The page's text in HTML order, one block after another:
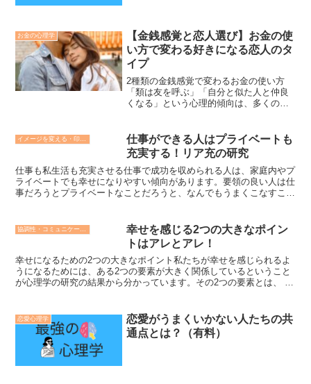
お金の心理学
【金銭感覚と恋人選び】お金の使
い方で変わる好きになる恋人のタ
イプ
2種類の金銭感覚で変わるお金の使い方
「類は友を呼ぶ」「自分と似た人と仲良
くなる」という心理的傾向は、多くの研
のほうがお互いに引き寄せられることが
多いとわかっています。お...
イメージを変える・印象操作の心理学
仕事ができる人はプライベートも
充実する！リア充の研究
仕事も私生活も充実させる仕事で成功を収められる人は、家庭内やプ
ライベートでも幸せになりやすい傾向があります。要領の良い人は仕
事だろうとプライベートなことだろうと、なんでもうまくこなすこと
幸せを感じる2つの大きなポイン
トはアレとアレ！
幸せになるための2つの大きなポイント私たちが幸せを感じられるよ
うになるためには、ある2つの要素が大きく関係しているということ
が心理学の研究の結果から分かっています。その2つの要素とは、 人
恋愛心理学
恋愛がうまくいかない人たちの共
通点とは？（有料）